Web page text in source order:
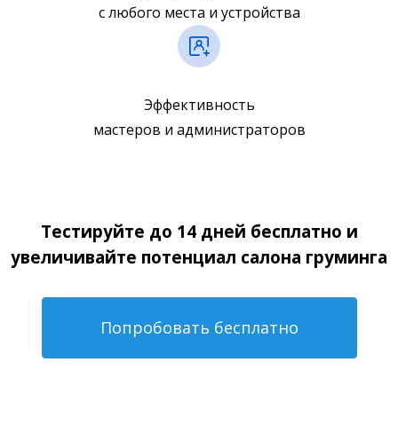
с любого места и устройства
Эффективность
мастеров и администраторов
Тестируйте до 14 дней бесплатно и
увеличивайте потенциал салона груминга
Попробовать бесплатно